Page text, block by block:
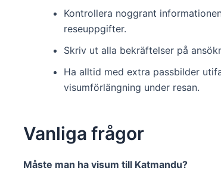
Kontrollera noggrant
reseuppgifter.
Skriv ut alla bekräftelser på
Ha alltid med extra passbilder
visumförlängning under resan.
Vanliga frågor
Måste man ha visum till Katmandu?